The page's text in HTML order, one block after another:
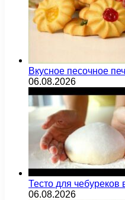
Вкусное песочное
06.08.2026
Тесто для чебуреков
06.08.2026